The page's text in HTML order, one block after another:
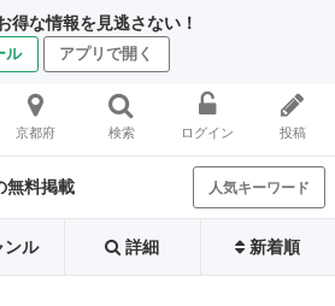
得な情報を見逃さない！
ル アプリで開く
京都府 検索 ログイン 投稿
無料掲載 人気キーワード
ンル 詳細 新着順